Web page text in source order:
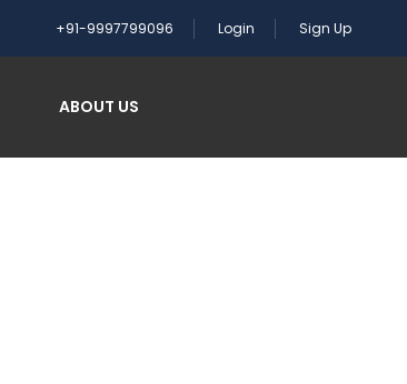
+91-9997799096 Login Sign Up
ABOUT US